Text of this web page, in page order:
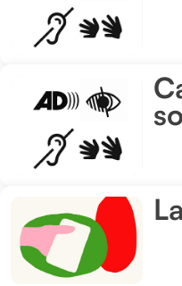
presque
frère
SUICIDE
Casque
pour
audiodescription
Veiller
sur
La
carte